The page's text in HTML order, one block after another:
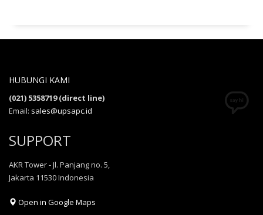
HUBUNGI KAMI
(021) 5358719 (direct line)
Email: sales@upsapc.id
SUPPORT
AKR Tower - Jl. Panjang no. 5,
Jakarta 11530 Indonesia
Open in Google Maps